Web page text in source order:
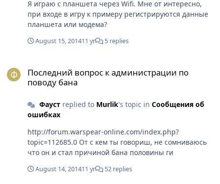
Я играю с планшета через Wifi. Мне от интересно,
при входе в игру к примеру регистрируются данные
планшета или модема?
August 15, 201411 yr 5 replies
Последний вопрос к администрации по
поводу бана
Фаустreplied to Murlik's topic in Сообщения об
ошибках
http://forum.warspear-online.com/index.php?
topic=112685.0 От с кем ты говориш, не сомниваюсь
что он и стал причиной бана половины ги
August 14, 201411 yr 52 replies